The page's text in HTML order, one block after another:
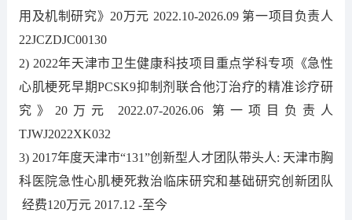
用及机制研究》20万元 2022.10-2026.09 第一项目负责人
22JCZDJC00130
2) 2022年天津市卫生健康科技项目重点学科专项《急性
心肌梗死早期PCSK9抑制剂联合他汀治疗的精准诊疗研
究》20万元 2022.07-2026.06 第一项目负责人
TJWJ2022XK032
3) 2017年度天津市“131”创新型人才团队带头人: 天津市胸
科医院急性心肌梗死救治临床研究和基础研究创新团队
经费120万元 2017.12 -至今